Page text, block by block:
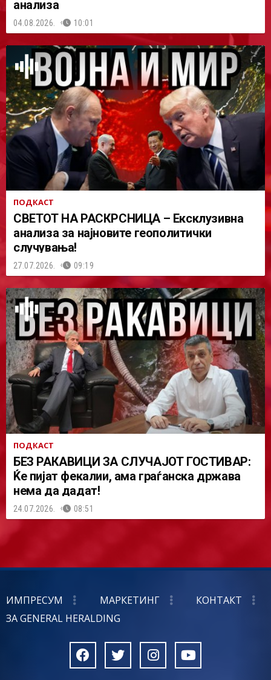
анализа
04.08.2026. 10:01
ПОДКАСТ
СВЕТОТ НА РАСКРСНИЦА – Ексклузивна
анализа за најновите геополитички
случувања!
27.07.2026. 09:19
ПОДКАСТ
БЕЗ РАКАВИЦИ ЗА СЛУЧАЈОТ ГОСТИВАР:
Ќе пијат фекалии, ама граѓанска држава
нема да дадат!
24.07.2026. 08:51
ИМПРЕСУМ МАРКЕТИНГ
КОНТАКТ
ЗА GENERAL HERALDING